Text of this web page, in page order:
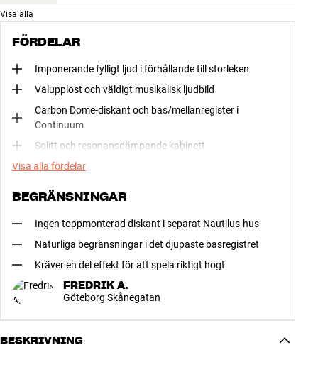
Visa alla
FÖRDELAR
Imponerande fylligt ljud i förhållande till storleken
Välupplöst och väldigt musikalisk ljudbild
Carbon Dome-diskant och bas/mellanregister i
Continuum
Solitt och resonansdämpande kabinett
Visa alla fördelar
BEGRÄNSNINGAR
Ingen toppmonterad diskant i separat Nautilus-hus
Naturliga begränsningar i det djupaste basregistret
Kräver en del effekt för att spela riktigt högt
FREDRIK A.
Göteborg Skånegatan
BESKRIVNING